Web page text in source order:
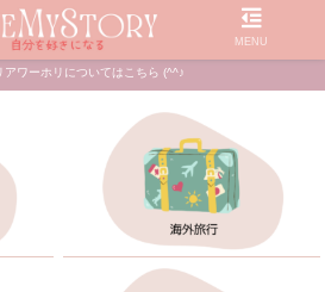
アワーホリについてはこちら (^^♪
MENU